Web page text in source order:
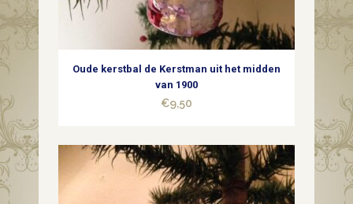
Oude kerstbal de Kerstman uit het midden
van 1900
€9,50